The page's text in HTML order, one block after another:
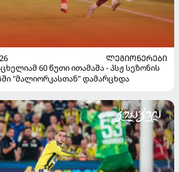
ᲚᲔᲒᲘᲝᲜᲔᲠᲔᲑᲘ
60 წუთი ითამაშა - პსჟ სეზონის
"მალიორკასთან" დამარცხდა